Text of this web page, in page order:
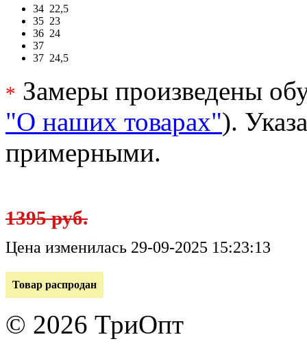
34 22,5
35 23
36 24
37
37 24,5
* Замеры произведены
"О наших товарах").
примерными.
1395 руб.
Цена изменилась 29-09-2025 15:23:13
Товар распродан
© 2026 ТриОпт